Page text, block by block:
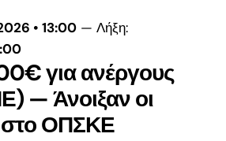
• 13:00 — Λήξη:
για ανέργους
— Άνοιξαν οι
ΟΠΣΚΕ